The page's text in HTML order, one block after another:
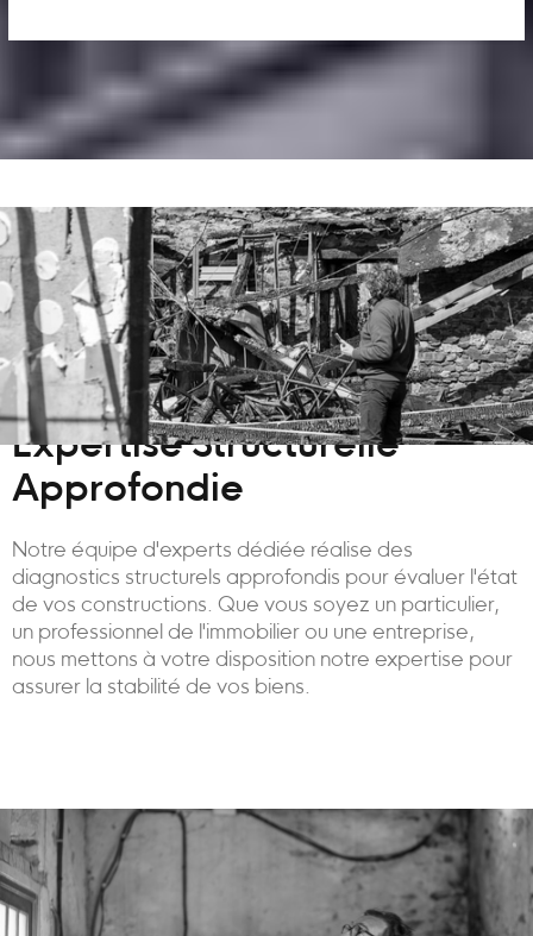
Expertise Structurelle
Approfondie
Notre équipe d'experts dédiée réalise des
diagnostics structurels approfondis pour évaluer l'état
de vos constructions. Que vous soyez un particulier,
un professionnel de l'immobilier ou une entreprise,
nous mettons à votre disposition notre expertise pour
assurer la stabilité de vos biens.